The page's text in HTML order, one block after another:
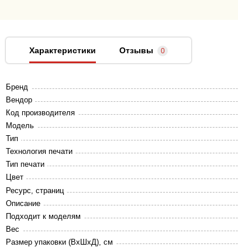
Характеристики Отзывы 0
Бренд
Вендор
Код производителя
Модель
Тип
Технология печати
Тип печати
Цвет
Ресурс, страниц
Описание
Подходит к моделям
Вес
Размер упаковки (ВхШхД), см